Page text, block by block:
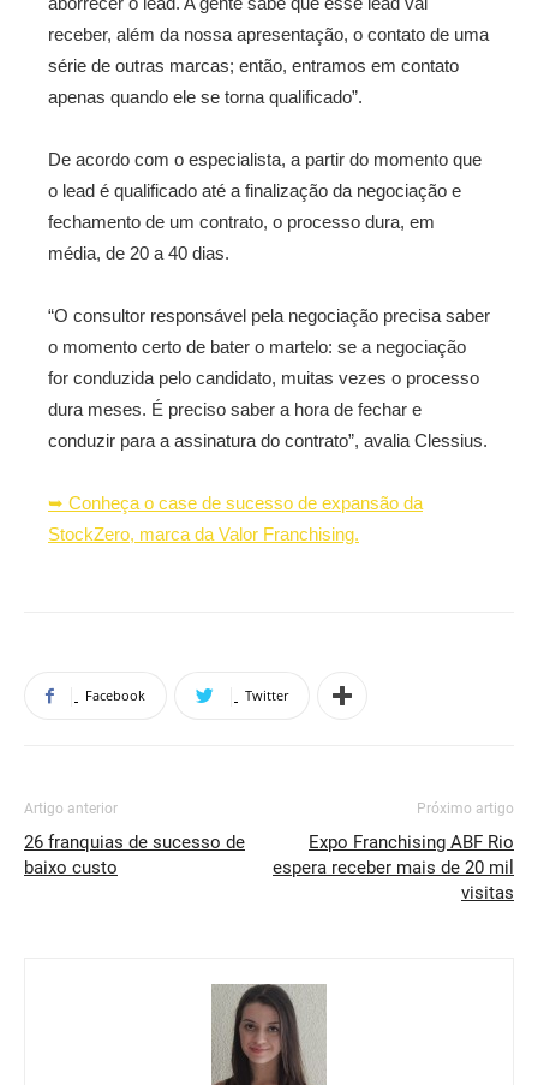
receber, além da nossa apresentação, o contato de uma
série de outras marcas; então, entramos em contato
apenas quando ele se torna qualificado”.
De acordo com o especialista, a partir do momento que
o lead é qualificado até a finalização da negociação e
fechamento de um contrato, o processo dura, em
média, de 20 a 40 dias.
“O consultor responsável pela negociação precisa saber
o momento certo de bater o martelo: se a negociação
for conduzida pelo candidato, muitas vezes o processo
dura meses. É preciso saber a hora de fechar e
conduzir para a assinatura do contrato”, avalia Clessius.
➥ Conheça o case de sucesso de expansão da
StockZero, marca da Valor Franchising.
Facebook Twitter
Artigo anterior
26 franquias de sucesso de
baixo custo
Próximo artigo
Expo Franchising ABF Rio
espera receber mais de 20 mil
visitas